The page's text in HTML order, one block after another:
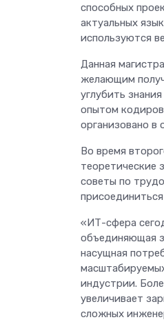
способных
актуальных
используются
Данная
желающим
углубить
опытом
организовано в
Во время
теоретические
советы по
«ИТ-сфера
объединяющая
насущная
индустрии.
увеличивает
сложных